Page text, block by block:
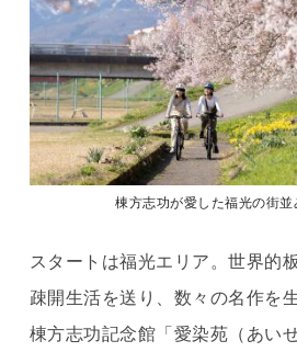
棟方志功が愛した福光の街並
スタートは福光エリア。世界的
疎開生活を送り、数々の名作を
棟方志功記念館「愛染苑（あい